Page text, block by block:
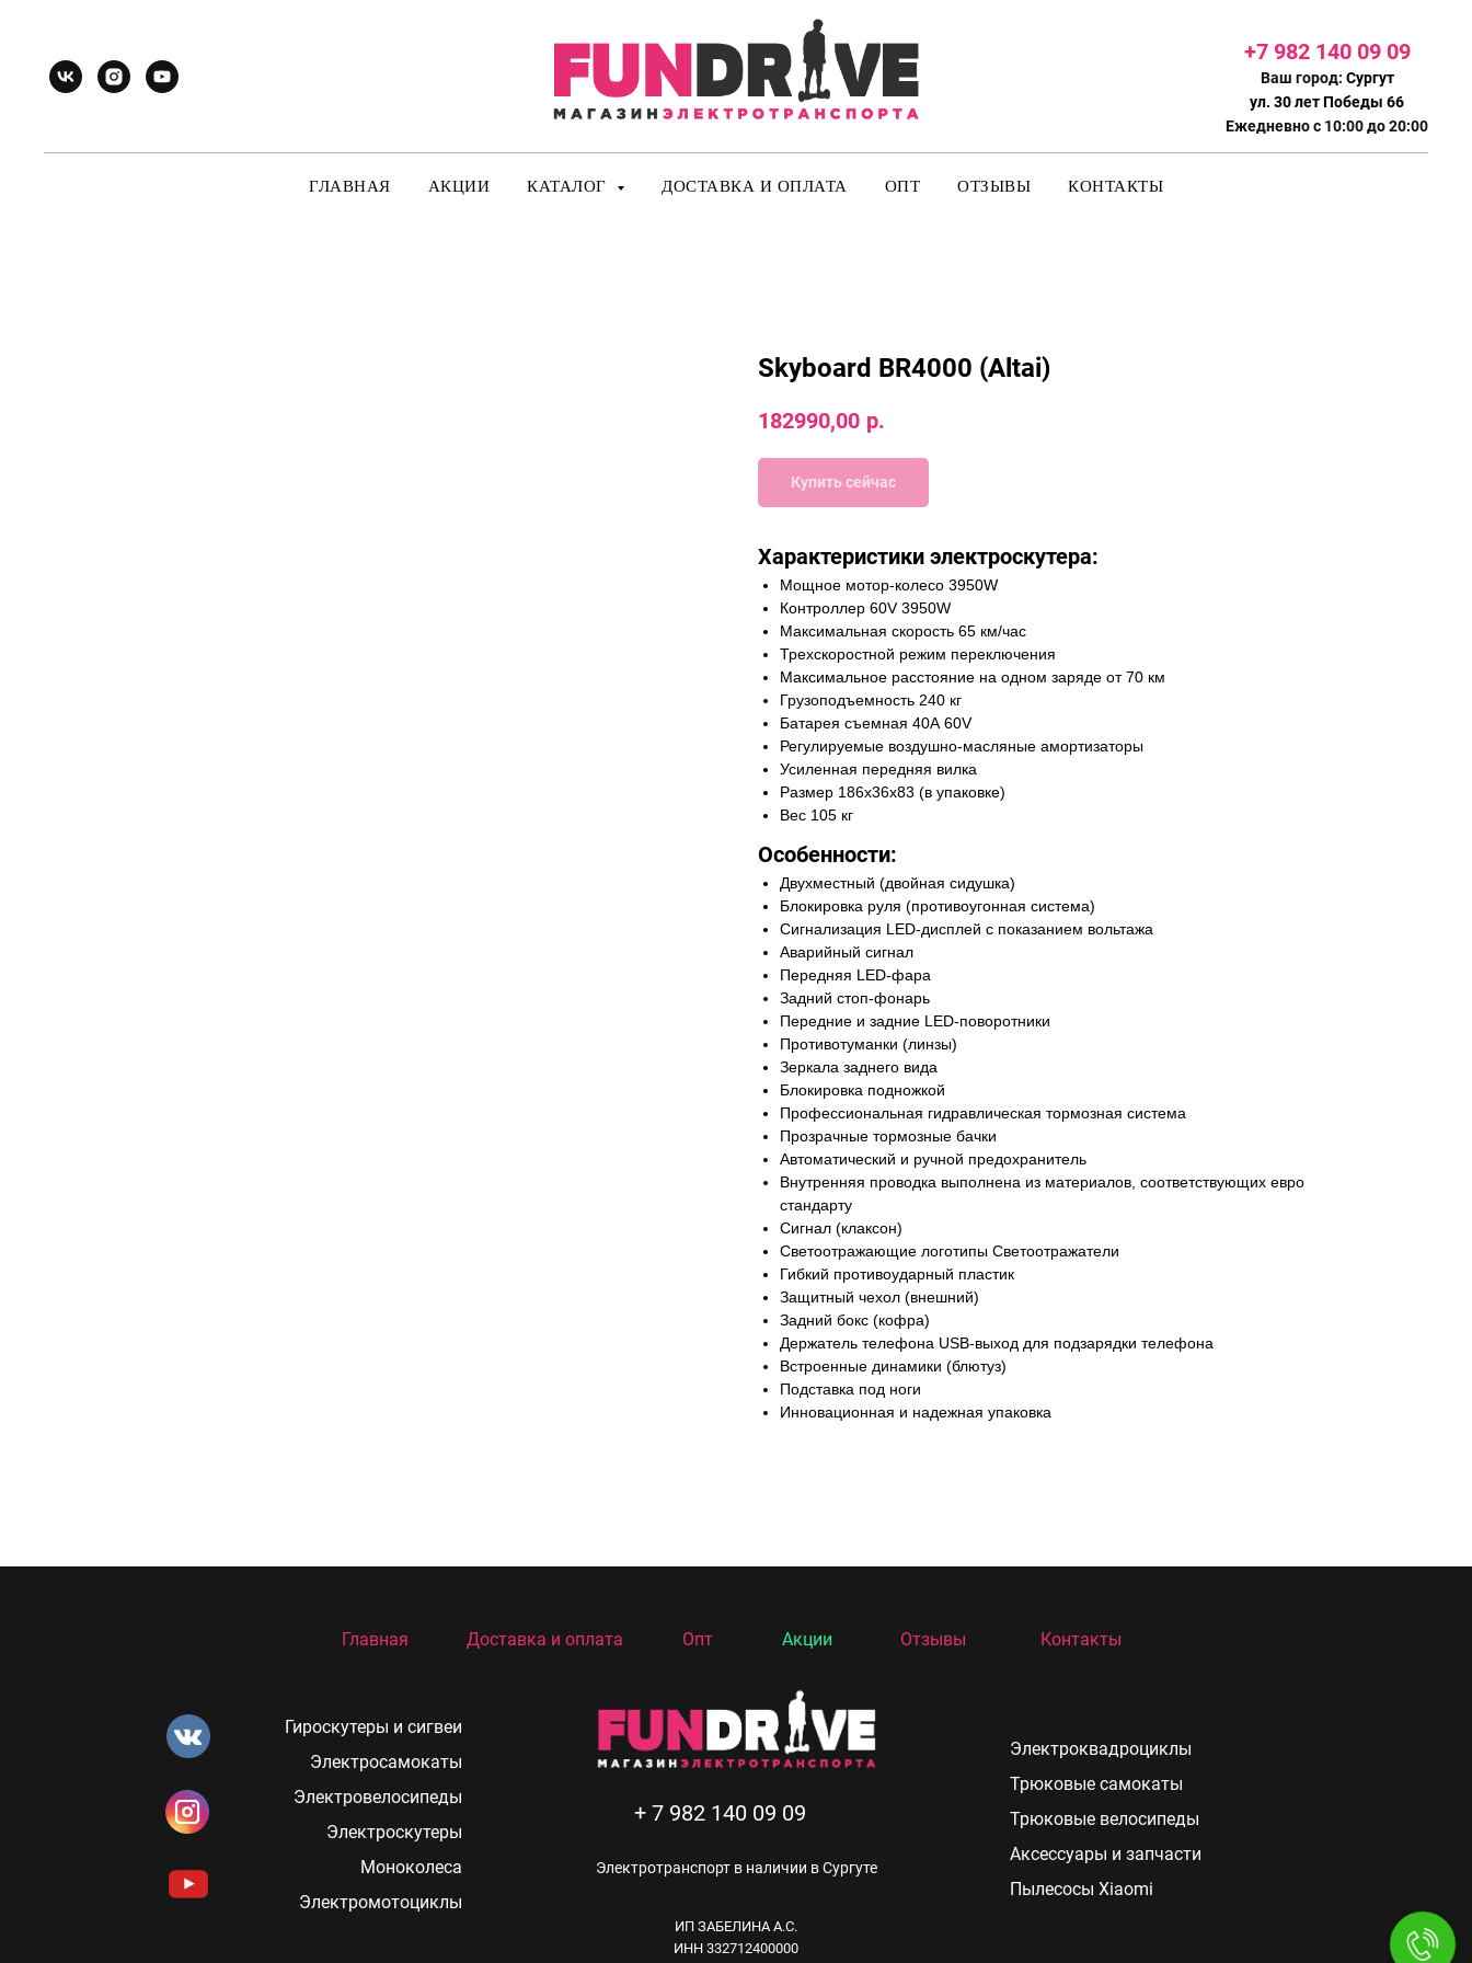
+7 982 140 09 09
Ваш город: Сургут
ул. 30 лет Победы 66
Ежедневно с 10:00 до 20:00
ГЛАВНАЯ АКЦИИ КАТАЛОГ ДОСТАВКА И ОПЛАТА ОПТ ОТЗЫВЫ КОНТАКТЫ
Skyboard BR4000 (Altai)
182990,00 р.
Купить сейчас
Характеристики электроскутера:
Мощное мотор-колесо 3950W
Контроллер 60V 3950W
Максимальная скорость 65 км/час
Трехскоростной режим переключения
Максимальное расстояние на одном заряде от 70 км
Грузоподъемность 240 кг
Батарея съемная 40А 60V
Регулируемые воздушно-масляные амортизаторы
Усиленная передняя вилка
Размер 186х36х83 (в упаковке)
Вес 105 кг
Особенности:
Двухместный (двойная сидушка)
Блокировка руля (противоугонная система)
Сигнализация LED-дисплей с показанием вольтажа
Аварийный сигнал
Передняя LED-фара
Задний стоп-фонарь
Передние и задние LED-поворотники
Противотуманки (линзы)
Зеркала заднего вида
Блокировка подножкой
Профессиональная гидравлическая тормозная система
Прозрачные тормозные бачки
Автоматический и ручной предохранитель
Внутренняя проводка выполнена из материалов, соответствующих евро
стандарту
Сигнал (клаксон)
Светоотражающие логотипы Светоотражатели
Гибкий противоударный пластик
Защитный чехол (внешний)
Задний бокс (кофра)
Держатель телефона USB-выход для подзарядки телефона
Встроенные динамики (блютуз)
Подставка под ноги
Инновационная и надежная упаковка
Гироскутеры и сигвеи
Электросамокаты
Электровелосипеды
Электроскутеры
Моноколеса
Электромотоциклы
Электроквадроциклы
Трюковые самокаты
Трюковые велосипеды
Аксессуары и запчасти
Пылесосы Xiaomi
Главная Доставка и оплата Опт Отзывы
Акции Контакты
+ 7 982 140 09 09
Электротранспорт в наличии в Сургуте
ИП ЗАБЕЛИНА А.C.
ИНН 332712400000